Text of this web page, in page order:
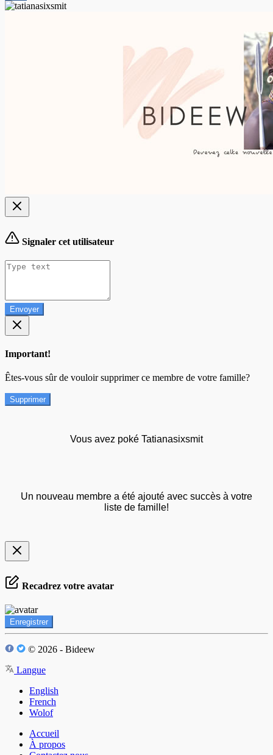
Signaler cet utilisateur
Envoyer
Important!
Êtes-vous sûr de vouloir supprimer ce membre de votre famille?
Supprimer
Vous avez poké Tatianasixsmit
Un nouveau membre a été ajouté avec succès à votre
liste de famille!
Recadrez votre avatar
Enregistrer
© 2026 - Bideew
Langue
English
French
Wolof
Accueil
À propos